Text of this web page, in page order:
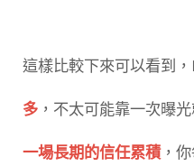
這樣比較下來可以看到，
多 ，不太可能靠一次曝
一場長期的信任累積，